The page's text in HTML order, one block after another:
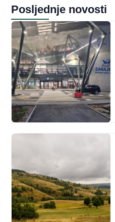
Posljednje novosti